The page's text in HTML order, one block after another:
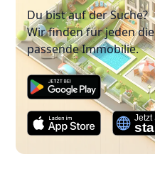
Du bist auf der Suche?
Wir finden für jeden die
passende Immobilie.